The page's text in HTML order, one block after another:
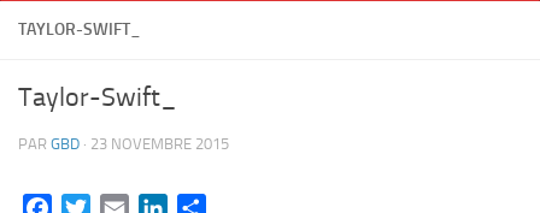
TAYLOR-SWIFT_
Taylor-Swift_
PAR GBD · 23 NOVEMBRE 2015
FacebookTwitterEmail LinkedIn